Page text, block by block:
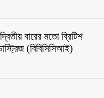
বারের মতো ব্রিটিশ
(বিবিসিসিআই)